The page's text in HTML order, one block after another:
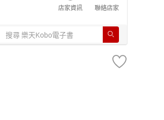
店家資訊 聯絡店家